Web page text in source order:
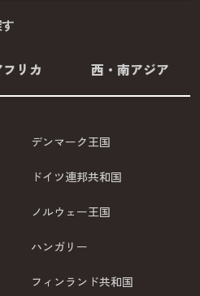
フリカ 西・南アジア
デンマーク王国
ドイツ連邦共和国
ノルウェー王国
ハンガリー
フィンランド共和国